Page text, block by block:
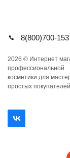
8(800)700-
2026 © Интернет
профеcсиональной
косметики для
простых